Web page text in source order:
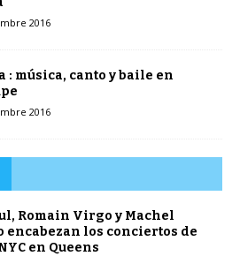
2016
: música, canto y baile en
2016
Romain Virgo y Machel
encabezan los conciertos de
en Queens